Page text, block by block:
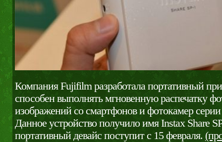
Компания Fujifilm разработала портативный
способен выполнять мгновенную распечатку
изображений со смартфонов и фотокамер
Данное устройство получило имя Instax Share
портативный девайс поступит с 15 февраля.